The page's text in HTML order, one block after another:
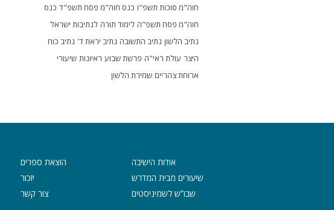
חוה"מ סוכות תשפ"ו כנס חוה"מ פסח תשפ"ד כנס
חוה"מ פסח תשפ"ה לימוד תורה לנתיבות ישראל
נתיב הלשון נתיב התשובה נתיב יראת ד' נתיב כוח
היצר עולת ראי"ה פרשת שבוע ראיונות שיעורי
ארוחת צהריים שמירת הלשון
אודות הישיבה
שיעורים מבית המדרש
שבו”ש לשמיניסטים
הוצאת ספרים
יזכור
צור קשר